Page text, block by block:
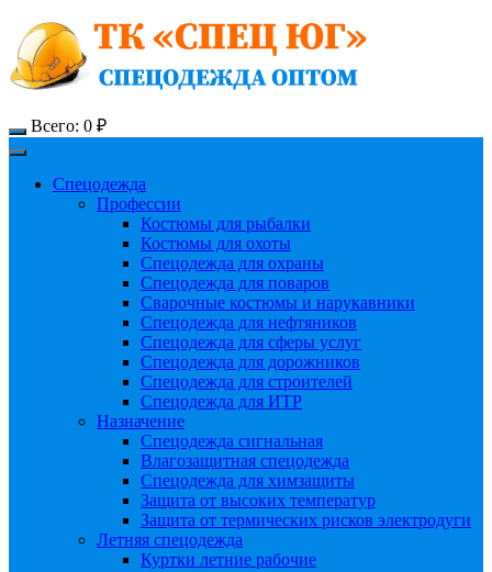
Всего: 0 ₽
Спецодежда
Профессии
Костюмы для рыбалки
Костюмы для охоты
Спецодежда для охраны
Спецодежда для поваров
Сварочные костюмы и нарукавники
Спецодежда для нефтяников
Спецодежда для сферы услуг
Спецодежда для дорожников
Спецодежда для строителей
Спецодежда для ИТР
Назначение
Спецодежда сигнальная
Влагозащитная спецодежда
Спецодежда для химзащиты
Защита от высоких температур
Защита от термических рисков электродуги
Летняя спецодежда
Куртки летние рабочие